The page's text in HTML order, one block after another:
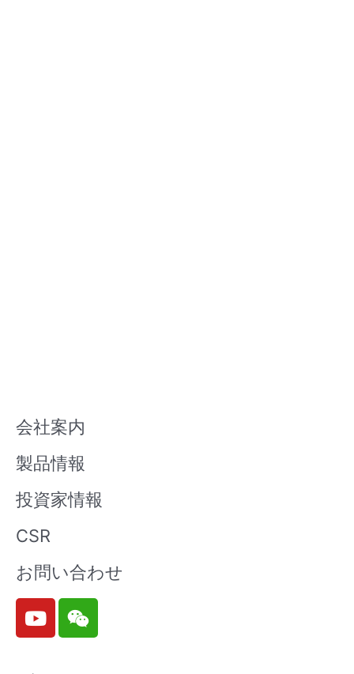
会社案内
製品情報
投資家情報
CSR
お問い合わせ
Y
o
W
e